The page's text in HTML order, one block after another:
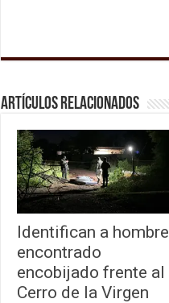
Artículos relacionados
Identifican a hombre
encontrado
encobijado frente al
Cerro de la Virgen